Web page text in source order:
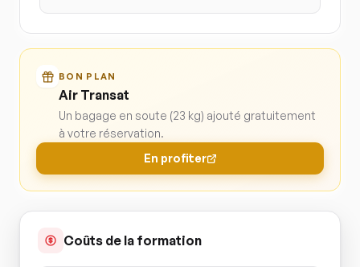
BON PLAN
Air Transat
Un bagage en soute (23 kg) ajouté gratuitement
à votre réservation.
En profiter
Coûts de la formation